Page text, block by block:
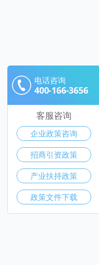
电话咨询
400-166-3656
客服咨询
企业政策咨询
招商引资政策
产业扶持政策
政策文件下载